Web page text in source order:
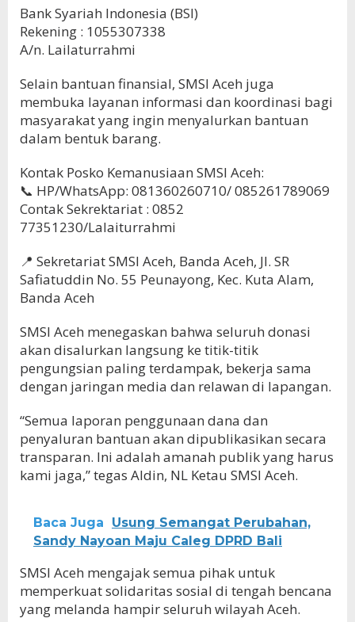
Bank Syariah Indonesia (BSI)
Rekening : 1055307338
A/n. Lailaturrahmi
Selain bantuan finansial, SMSI Aceh juga
membuka layanan informasi dan koordinasi bagi
masyarakat yang ingin menyalurkan bantuan
dalam bentuk barang.
Kontak Posko Kemanusiaan SMSI Aceh:
📞 HP/WhatsApp: 081360260710/ 085261789069
Contak Sekrektariat : 0852
77351230/Lalaiturrahmi
📍 Sekretariat SMSI Aceh, Banda Aceh, Jl. SR
Safiatuddin No. 55 Peunayong, Kec. Kuta Alam,
Banda Aceh
SMSI Aceh menegaskan bahwa seluruh donasi
akan disalurkan langsung ke titik-titik
pengungsian paling terdampak, bekerja sama
dengan jaringan media dan relawan di lapangan.
“Semua laporan penggunaan dana dan
penyaluran bantuan akan dipublikasikan secara
transparan. Ini adalah amanah publik yang harus
kami jaga,” tegas Aldin, NL Ketau SMSI Aceh.
Baca Juga
Usung Semangat Perubahan,
Sandy Nayoan Maju Caleg DPRD Bali
SMSI Aceh mengajak semua pihak untuk
memperkuat solidaritas sosial di tengah bencana
yang melanda hampir seluruh wilayah Aceh.